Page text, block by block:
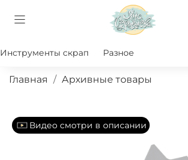
Инструменты скрап Разное
Главная Архивные товары
Видео смотри в описании